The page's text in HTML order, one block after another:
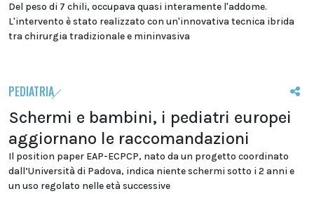
Del peso di 7 chili, occupava quasi interamente l'addome.
L'intervento è stato realizzato con un'innovativa tecnica ibrida
tra chirurgia tradizionale e mininvasiva
PEDIATRIA
Schermi e bambini, i pediatri europei
aggiornano le raccomandazioni
Il position paper EAP-ECPCP, nato da un progetto coordinato
dall’Università di Padova, indica niente schermi sotto i 2 anni e
un uso regolato nelle età successive